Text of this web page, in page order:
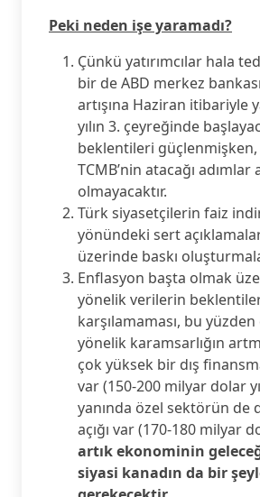
Peki neden işe yaramadı?
Çünkü yatırımcılar hala
bir de ABD merkez
artışına Haziran itibariyle
yılın 3. çeyreğinde
beklentileri güçlenmişken,
TCMB’nin atacağı adımlar
olmayacaktır.
Türk siyasetçilerin faiz
yönündeki sert
üzerinde baskı
Enflasyon başta olmak
yönelik verilerin
karşılamaması, bu
yönelik karamsarlığın
çok yüksek bir dış
var (150-200 milyar dolar
yanında özel sektörün de
açığı var (170-180 milyar
artık ekonominin
siyasi kanadın da bir